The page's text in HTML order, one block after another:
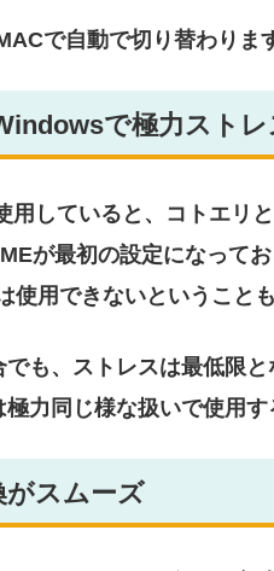
で自動で切り替わりま
で極力スト
用していると、コトエリ
が最初の設定になって
使用できないということも
でも、ストレスは最低限
極力同じ様な扱いで使用す
がスムーズ